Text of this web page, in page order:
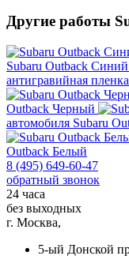
Другие работы
Subaru Outback Синий
антигравийная пленка
Outback Черный
автомобиля Subaru
Outback Белый
8 (495) 649-60-47
обратный звонок
24 часа
без выходных
г. Москва,
5-ый Донской